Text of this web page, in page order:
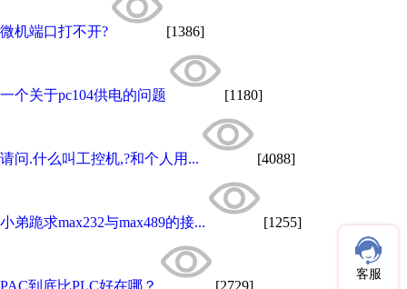
微机端口打不开? [1386]
一个关于pc104供电的问题 [1180]
请问.什么叫工控机,?和个人用... [4088]
小弟跪求max232与max489的接... [1255]
PAC到底比PLC好在哪？ [2729]
客服